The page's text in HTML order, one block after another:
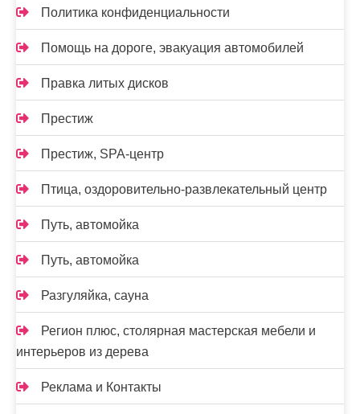
Политика конфиденциальности
Помощь на дороге, эвакуация автомобилей
Правка литых дисков
Престиж
Престиж, SPA-центр
Птица, оздоровительно-развлекательный центр
Путь, автомойка
Путь, автомойка
Разгуляйка, сауна
Регион плюс, столярная мастерская мебели и
интерьеров из дерева
Реклама и Контакты